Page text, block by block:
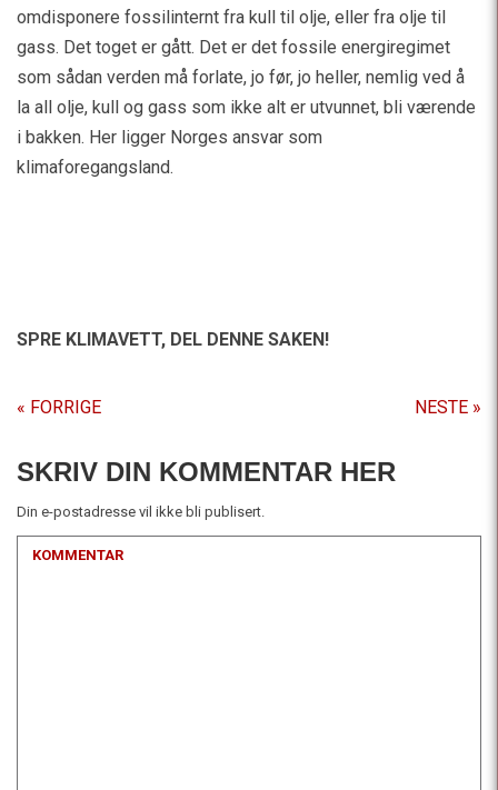
omdisponere fossilinternt fra kull til olje, eller fra olje til
gass. Det toget er gått. Det er det fossile energiregimet
som sådan verden må forlate, jo før, jo heller, nemlig ved å
la all olje, kull og gass som ikke alt er utvunnet, bli værende
i bakken. Her ligger Norges ansvar som
klimaforegangsland.
SPRE KLIMAVETT, DEL DENNE SAKEN!
« FORRIGE NESTE »
SKRIV DIN KOMMENTAR HER
Din e-postadresse vil ikke bli publisert.
KOMMENTAR